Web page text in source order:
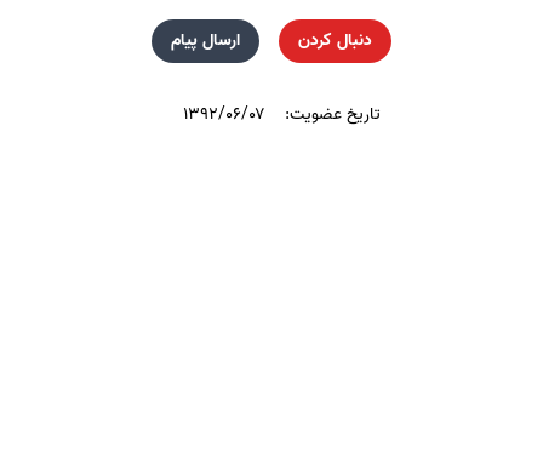
دنبال کردن ارسال پیام
تاریخ عضویت: ۱۳۹۲/۰۶/۰۷